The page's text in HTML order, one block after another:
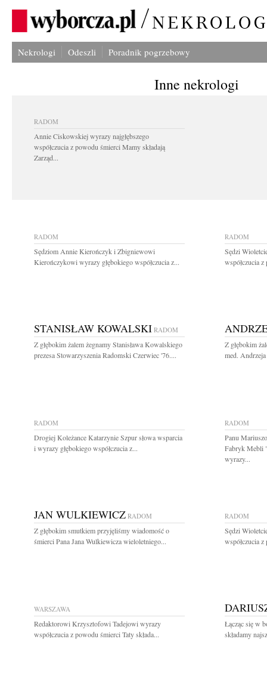
Nekrologi Odeszli Poradnik pogrzebowy
Inne nekrologi
RADOM
Annie Ciskowskiej wyrazy najgłębszego
współczucia z powodu śmierci Mamy składają
Zarząd...
RADOM
Sędziom Annie Kierończyk i Zbigniewowi
Kierończykowi wyrazy głębokiego współczucia z...
RADOM
Sędzi
współczucia
STANISŁAW KOWALSKI RADOM
Z głębokim żalem żegnamy Stanisława Kowalskiego
prezesa Stowarzyszenia Radomski Czerwiec '76....
Z głębokim
med.
RADOM
Drogiej Koleżance Katarzynie Szpur słowa wsparcia
i wyrazy głębokiego współczucia z...
RADOM
Panu
Fabryk Mebli
wyrazy...
JAN WULKIEWICZ RADOM
Z głębokim smutkiem przyjęliśmy wiadomość o
śmierci Pana Jana Wulkiewicza wieloletniego...
RADOM
Sędzi
współczucia
WARSZAWA
Redaktorowi Krzysztofowi Tadejowi wyrazy
współczucia z powodu śmierci Taty składa...
Łącząc się w
składamy